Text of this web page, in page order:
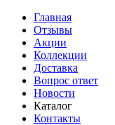
Главная
Отзывы
Акции
Коллекции
Доставка
Вопрос ответ
Новости
Каталог
Контакты